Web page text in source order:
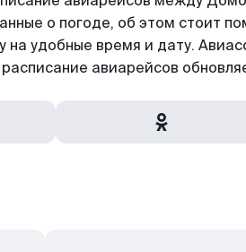
о погоде, об этом стоит
на удобные время и дату.
авиарейсов